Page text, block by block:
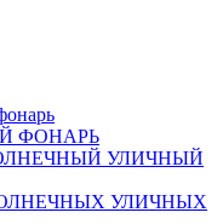
ФОНАРЬ
УЛИЧНЫЙ
УЛИЧНЫХ